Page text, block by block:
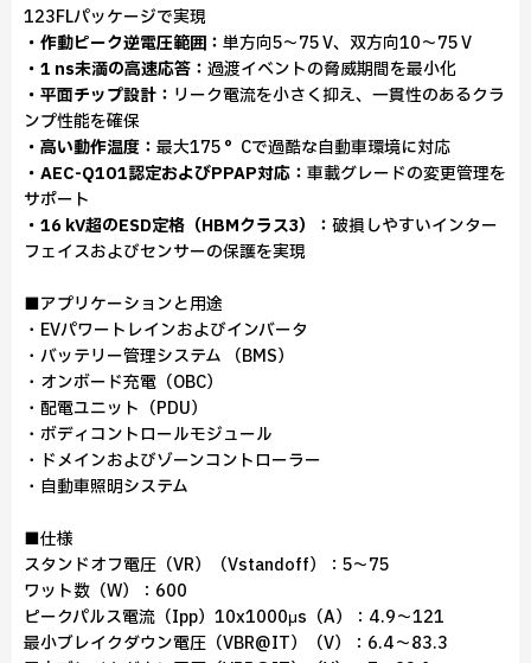
123FLパッケージで実現
・作動ピーク逆電圧範囲： 単方向5～75 V、双方向10～75 V
・1 ns未満の高速応答： 過渡イベントの脅威期間を最小化
・平面チップ設計： リーク電流を小さく抑え、一貫性のあるクラ
ンプ性能を確保
・高い動作温度： 最大175 °Cで過酷な自動車環境に対応
・AEC-Q101認定およびPPAP対応： 車載グレードの変更管理を
サポート
・16 kV超のESD定格（HBMクラス3）： 破損しやすいインター
フェイスおよびセンサーの保護を実現
■アプリケーションと用途
・EVパワートレインおよびインバータ
・バッテリー管理システム （BMS）
・オンボード充電（OBC）
・配電ユニット（PDU）
・ボディコントロールモジュール
・ドメインおよびゾーンコントローラー
・自動車照明システム
■仕様
スタンドオフ電圧（VR）（Vstandoff）：5～75
ワット数（W）：600
ピークパルス電流（Ipp）10x1000μs（A）：4.9～121
最小ブレイクダウン電圧（VBR@IT）（V）：6.4～83.3